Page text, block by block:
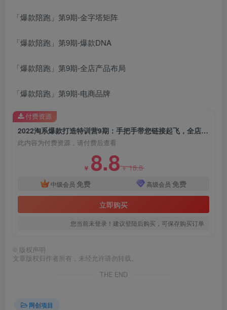
「爆款陪跑」第9期-金字塔矩阵
「爆款陪跑」第9期-爆款DNA
「爆款陪跑」第9期-全店产品布局
「爆款陪跑」第9期-电商品牌
2022淘系爆款打造特训营9期：手把手带您链接起飞，全店运销，轻松出爆款
此内容为付费资源，请付费后查看
￥ 8.8￥18.8
中级会员 免费 高级会员 免费
立即购买
您当前未登录！建议登陆后购买，可保存购买订单
付费资源
© 版权声明
文章版权归作者所有，未经允许请勿转载。
THE END
网创项目